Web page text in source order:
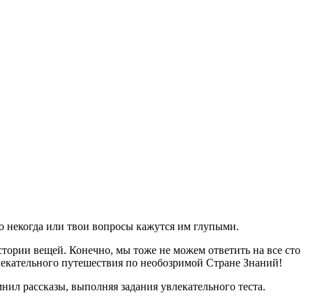
некогда или твои вопросы кажутся им глупыми.
вещей. Конечно, мы тоже не можем ответить на все сто
путешествия по необозримой Стране Знаний!
рассказы, выполняя задания увлекательного теста.